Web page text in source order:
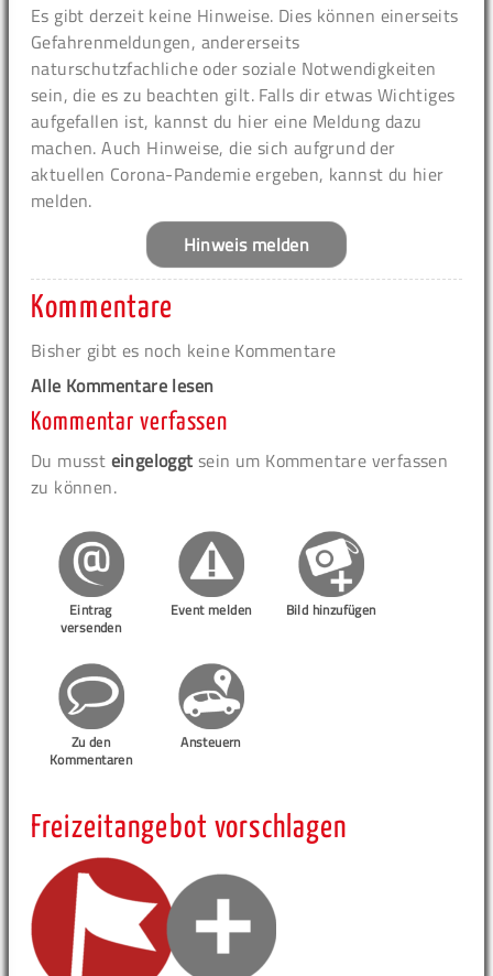
Es gibt derzeit keine Hinweise. Dies können einerseits
Gefahrenmeldungen, andererseits
naturschutzfachliche oder soziale Notwendigkeiten
sein, die es zu beachten gilt. Falls dir etwas Wichtiges
aufgefallen ist, kannst du hier eine Meldung dazu
machen. Auch Hinweise, die sich aufgrund der
aktuellen Corona-Pandemie ergeben, kannst du hier
melden.
Hinweis melden
Kommentare
Bisher gibt es noch keine Kommentare
Alle Kommentare lesen
Kommentar verfassen
Du musst eingeloggt sein um Kommentare verfassen
zu können.
Eintrag
versenden
Event melden Bild hinzufügen
Zu den
Kommentaren
Ansteuern
Freizeitangebot vorschlagen